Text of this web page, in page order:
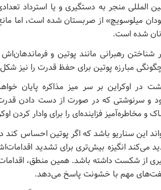
المللی منجر به دستگیری و یا استرداد
میلوسویچ» از صربستان شده است، اما
شده است.
رهبرانی مانند پوتین و
مبارزه پوتین برای حفظ قدرت را نیز
در اوکراین بر سر میز مذاکره پایان
و سرنوشتی که در صورت از دست دادن قدرت
و مخاطره‌آمیز فزاینده‌ای را برای وادار کردن
این سناریو باشد که اگر پوتین احساس
می‌کند انگیزه بیش‌تری برای تشدید
از شکست داشته باشد. همین منطق،
مهم با خشونت پاسخ می‌دهد.